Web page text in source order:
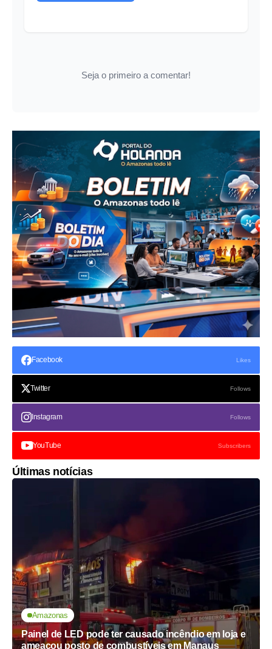
Seja o primeiro a comentar!
Facebook Likes
Twitter Follows
Instagram Follows
YouTube Subscribers
Últimas notícias
Amazonas
Painel de LED pode ter causado incêndio em loja e
ameaçou posto de combustíveis em Manaus